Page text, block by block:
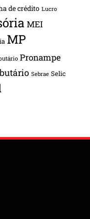
de crédito Lucro
MEI
MP
Pronampe
Sebrae Selic